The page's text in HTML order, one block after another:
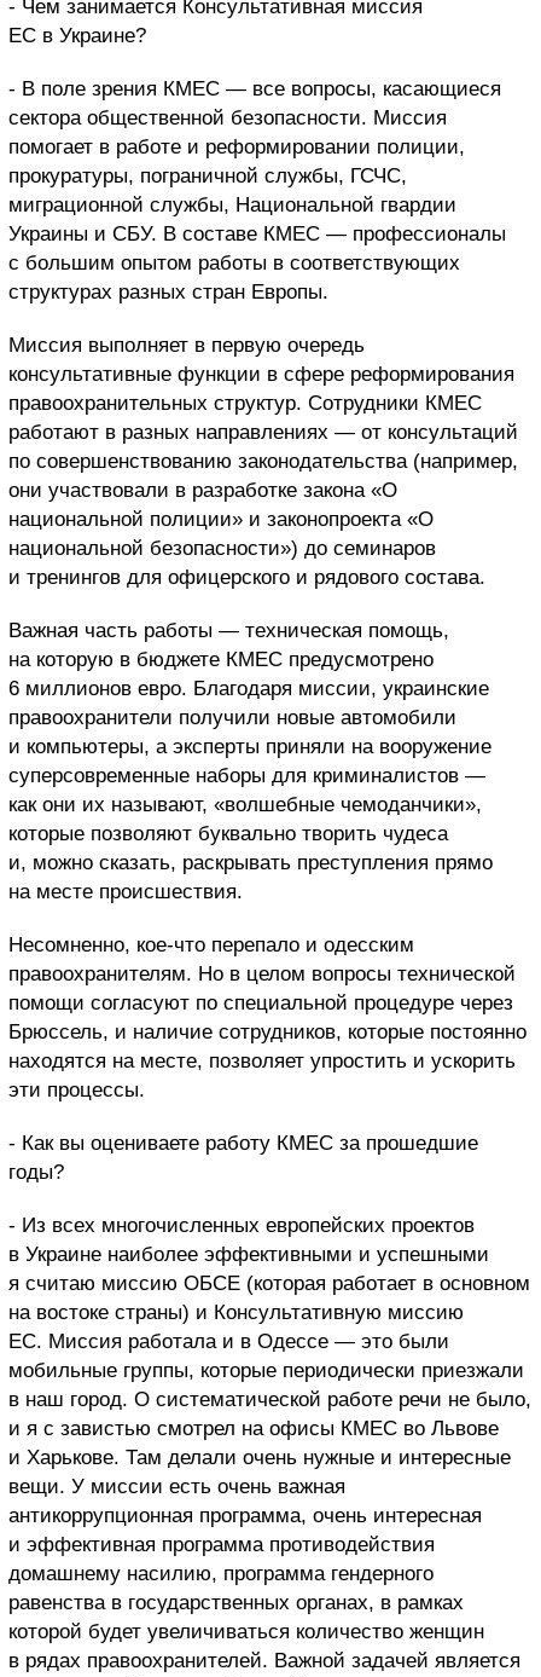
- Чем занимается Консультативная миссия
ЕС в Украине?
- В поле зрения КМЕС — все вопросы, касающиеся
сектора общественной безопасности. Миссия
помогает в работе и реформировании полиции,
прокуратуры, пограничной службы, ГСЧС,
миграционной службы, Национальной гвардии
Украины и СБУ. В составе КМЕС — профессионалы
с большим опытом работы в соответствующих
структурах разных стран Европы.
Миссия выполняет в первую очередь
консультативные функции в сфере реформирования
правоохранительных структур. Сотрудники КМЕС
работают в разных направлениях — от консультаций
по совершенствованию законодательства (например,
они участвовали в разработке закона «О
национальной полиции» и законопроекта «О
национальной безопасности») до семинаров
и тренингов для офицерского и рядового состава.
Важная часть работы — техническая помощь,
на которую в бюджете КМЕС предусмотрено
6 миллионов евро. Благодаря миссии, украинские
правоохранители получили новые автомобили
и компьютеры, а эксперты приняли на вооружение
суперсовременные наборы для криминалистов —
как они их называют, «волшебные чемоданчики»,
которые позволяют буквально творить чудеса
и, можно сказать, раскрывать преступления прямо
на месте происшествия.
Несомненно, кое-что перепало и одесским
правоохранителям. Но в целом вопросы технической
помощи согласуют по специальной процедуре через
Брюссель, и наличие сотрудников, которые постоянно
находятся на месте, позволяет упростить и ускорить
эти процессы.
- Как вы оцениваете работу КМЕС за прошедшие
годы?
- Из всех многочисленных европейских проектов
в Украине наиболее эффективными и успешными
я считаю миссию ОБСЕ (которая работает в основном
на востоке страны) и Консультативную миссию
ЕС. Миссия работала и в Одессе — это были
мобильные группы, которые периодически приезжали
в наш город. О систематической работе речи не было,
и я с завистью смотрел на офисы КМЕС во Львове
и Харькове. Там делали очень нужные и интересные
вещи. У миссии есть очень важная
антикоррупционная программа, очень интересная
и эффективная программа противодействия
домашнему насилию, программа гендерного
равенства в государственных органах, в рамках
которой будет увеличиваться количество женщин
в рядах правоохранителей. Важной задачей является